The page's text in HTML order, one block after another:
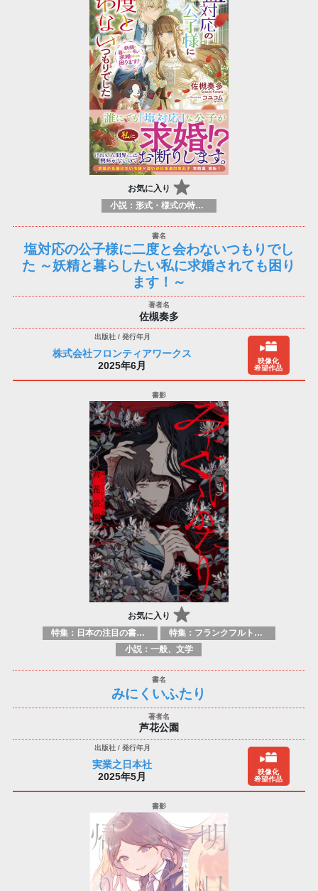
お気に入り
小説：形式・様式の特徴：ラノベ（ライトノベルズ）
塩対応の公子様に二度と会わないつもりでし
た ～妖精と暮らしたい私に求婚されても困り
ます！～
佐槻奏多
株式会社フロンティアワークス
2025年6月
映像化
希望作品
お気に入り
特集：日本の注目の書き手たち
特集：フランクフルト2025
小説：一般、文学
みにくいふたり
芦花公園
実業之日本社
2025年5月
映像化
希望作品